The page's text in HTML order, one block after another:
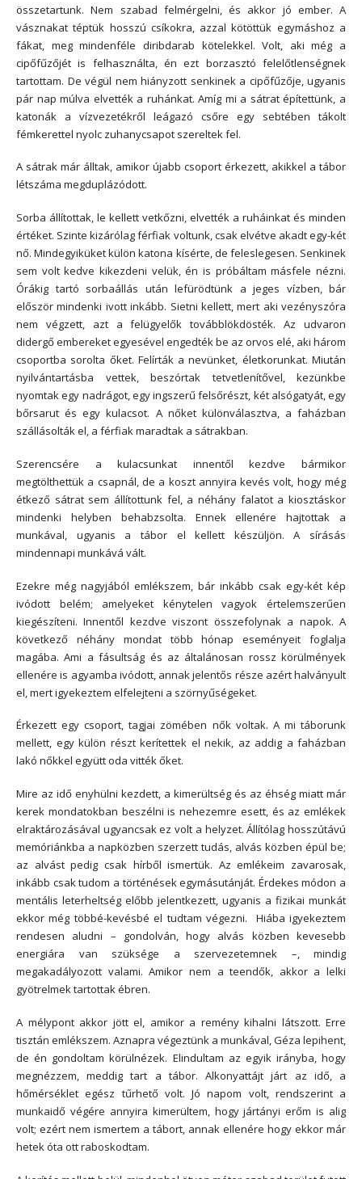
összetartunk. Nem szabad felmérgelni, és akkor jó ember. A
vásznakat téptük hosszú csíkokra, azzal kötöttük egymáshoz a
fákat, meg mindenféle diribdarab kötelekkel. Volt, aki még a
cipőfűzőjét is felhasználta, én ezt borzasztó felelőtlenségnek
tartottam. De végül nem hiányzott senkinek a cipőfűzője, ugyanis
pár nap múlva elvették a ruhánkat. Amíg mi a sátrat építettünk, a
katonák a vízvezetékről leágazó csőre egy sebtében tákolt
fémkerettel nyolc zuhanycsapot szereltek fel.
A sátrak már álltak, amikor újabb csoport érkezett, akikkel a tábor
létszáma megduplázódott.
Sorba állítottak, le kellett vetkőzni, elvették a ruháinkat és minden
értéket. Szinte kizárólag férfiak voltunk, csak elvétve akadt egy-két
nő. Mindegyiküket külön katona kísérte, de feleslegesen. Senkinek
sem volt kedve kikezdeni velük, én is próbáltam másfele nézni.
Órákig tartó sorbaállás után lefürödtünk a jeges vízben, bár
először mindenki ivott inkább. Sietni kellett, mert aki vezényszóra
nem végzett, azt a felügyelők továbblökdösték. Az udvaron
didergő embereket egyesével engedték be az orvos elé, aki három
csoportba sorolta őket. Felírták a nevünket, életkorunkat. Miután
nyilvántartásba vettek, beszórtak tetvetlenítővel, kezünkbe
nyomtak egy nadrágot, egy ingszerű felsőrészt, két alsógatyát, egy
bőrsarut és egy kulacsot. A nőket különválasztva, a faházban
szállásolták el, a férfiak maradtak a sátrakban.
Szerencsére a kulacsunkat innentől kezdve bármikor
megtölthettük a csapnál, de a koszt annyira kevés volt, hogy még
étkező sátrat sem állítottunk fel, a néhány falatot a kiosztáskor
mindenki helyben behabzsolta. Ennek ellenére hajtottak a
munkával, ugyanis a tábor el kellett készüljön. A sírásás
mindennapi munkává vált.
Ezekre még nagyjából emlékszem, bár inkább csak egy-két kép
ivódott belém; amelyeket kénytelen vagyok értelemszerűen
kiegészíteni. Innentől kezdve viszont összefolynak a napok. A
következő néhány mondat több hónap eseményeit foglalja
magába. Ami a fásultság és az általánosan rossz körülmények
ellenére is agyamba ivódott, annak jelentős része azért halványult
el, mert igyekeztem elfelejteni a szörnyűségeket.
Érkezett egy csoport, tagjai zömében nők voltak. A mi táborunk
mellett, egy külön részt kerítettek el nekik, az addig a faházban
lakó nőkkel együtt oda vitték őket.
Mire az idő enyhülni kezdett, a kimerültség és az éhség miatt már
kerek mondatokban beszélni is nehezemre esett, és az emlékek
elraktározásával ugyancsak ez volt a helyzet. Állítólag hosszútávú
memóriánkba a napközben szerzett tudás, alvás közben épül be;
az alvást pedig csak hírből ismertük. Az emlékeim zavarosak,
inkább csak tudom a történések egymásutánját. Érdekes módon a
mentális leterheltség előbb jelentkezett, ugyanis a fizikai munkát
ekkor még többé-kevésbé el tudtam végezni. Hiába igyekeztem
rendesen aludni – gondolván, hogy alvás közben kevesebb
energiára van szüksége a szervezetemnek –, mindig
megakadályozott valami. Amikor nem a teendők, akkor a lelki
gyötrelmek tartottak ébren.
A mélypont akkor jött el, amikor a remény kihalni látszott. Erre
tisztán emlékszem. Aznapra végeztünk a munkával, Géza lepihent,
de én gondoltam körülnézek. Elindultam az egyik irányba, hogy
megnézzem, meddig tart a tábor. Alkonyattájt járt az idő, a
hőmérséklet egész tűrhető volt. Jó napom volt, rendszerint a
munkaidő végére annyira kimerültem, hogy jártányi erőm is alig
volt; ezért nem ismertem a tábort, annak ellenére hogy ekkor már
hetek óta ott raboskodtam.